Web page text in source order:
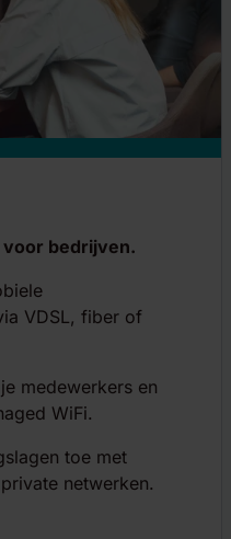
bedrijven.
VDSL, fiber of
medewerkers en
WiFi.
toe met
netwerken.